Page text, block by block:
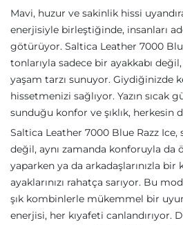
Mavi, huzur ve sakinlik hissi
enerjisiyle birleştiğinde, insanları
götürüyor. Saltica Leather 7000
tonlarıyla sadece bir ayakkabı
yaşam tarzı sunuyor. Giydiğinizde
hissetmenizi sağlıyor. Yazın sıcak
sunduğu konfor ve şıklık, herkesin
Saltica Leather 7000 Blue Razz
değil, aynı zamanda konforuyla da
yaparken ya da arkadaşlarınızla
ayaklarınızı rahatça sarıyor. Bu
şık kombinlerle mükemmel bir
enerjisi, her kıyafeti canlandırıyor.